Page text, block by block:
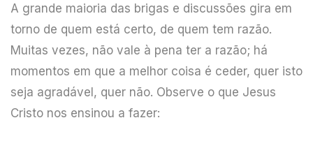
A grande maioria das brigas e discussões gira em
torno de quem está certo, de quem tem razão.
Muitas vezes, não vale à pena ter a razão; há
momentos em que a melhor coisa é ceder, quer isto
seja agradável, quer não. Observe o que Jesus
Cristo nos ensinou a fazer: